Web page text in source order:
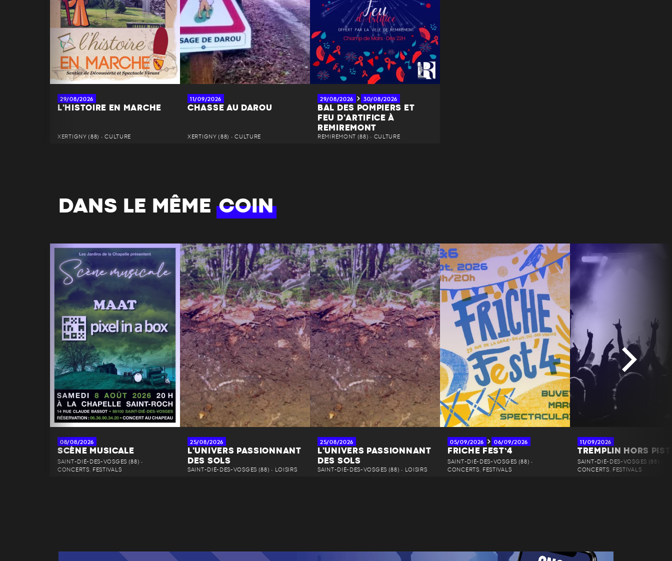
29/08/2026
L'HISTOIRE EN MARCHE
XERTIGNY (88) • CULTURE
11/09/2026
CHASSE AU DAROU
XERTIGNY (88) • CULTURE
29/08/2026 30/08/2026
BAL DES POMPIERS ET
FEU D'ARTIFICE À
REMIREMONT
REMIREMONT (88) • CULTURE
DANS LE MÊMECOIN
08/08/2026
SCÈNE MUSICALE
SAINT-DIÉ-DES-VOSGES (88) •
CONCERTS, FESTIVALS
25/08/2026
L'UNIVERS PASSIONNANT
DES SOLS
SAINT-DIÉ-DES-VOSGES (88) • LOISIRS
25/08/2026
L'UNIVERS PASSIONNANT
DES SOLS
SAINT-DIÉ-DES-VOSGES (88) • LOISIRS
05/09/2026 06/09/2026
FRICHE FEST’4
SAINT-DIÉ-DES-VOSGES (88) •
CONCERTS, FESTIVALS
11/09/2026
TREMPLIN HORS
SAINT-DIÉ-DES-VOSGES (88) •
CONCERTS, FESTIVALS